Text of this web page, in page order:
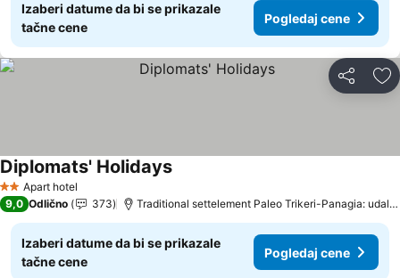
Izaberi datume da bi se prikazale
tačne cene
Pogledaj cene
Deli
2 Zvezdice
Apart hotel
Diplomats' Holidays
9,0 Odlično 373 Traditional settelement Paleo Trikeri-Panagia: udaljenost 12.3 km
Izaberi datume da bi se prikazale
tačne cene
Pogledaj cene